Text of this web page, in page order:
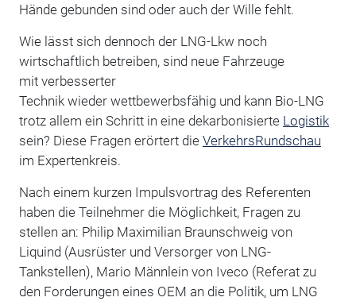
Hände gebunden sind oder auch der Wille fehlt.
Wie lässt sich dennoch der LNG-Lkw noch
wirtschaftlich betreiben, sind neue Fahrzeuge
mit verbesserter
Technik wieder wettbewerbsfähig und kann Bio-LNG
trotz allem ein Schritt in eine dekarbonisierte Logistik
sein? Diese Fragen erörtert die VerkehrsRundschau
im Expertenkreis.
Nach einem kurzen Impulsvortrag des Referenten
haben die Teilnehmer die Möglichkeit, Fragen zu
stellen an: Philip Maximilian Braunschweig von
Liquind (Ausrüster und Versorger von LNG-
Tankstellen), Mario Männlein von Iveco (Referat zu
den Forderungen eines OEM an die Politik, um LNG